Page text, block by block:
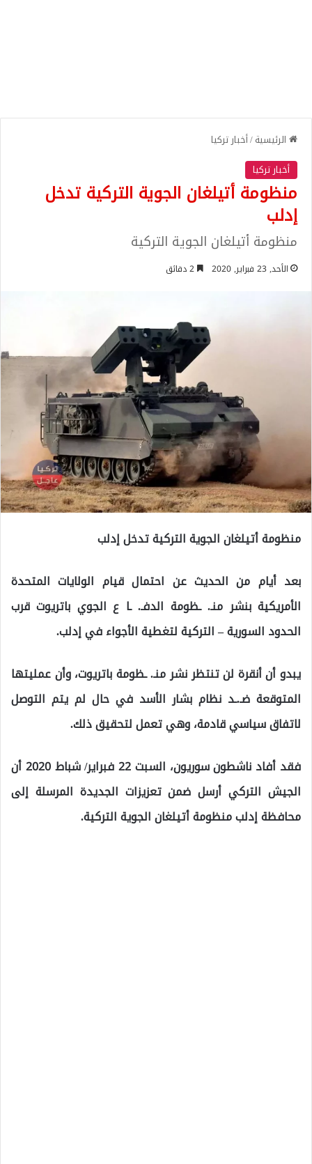
الرئيسية/أخبار تركيا
أخبار تركيا
منظومة أتيلغان الجوية التركية تدخل
إدلب
منظومة أتيلغان الجوية التركية
الأحد, 23 فبراير, 2020
منظومة أتيلغان الجوية التركية تدخل إدلب
بعد أيام من الحديث عن احتمال قيام الولايات المتحدة
الأمريكية بنشر منـ. ـظومة الدفـ. ـا ع الجوي باتريوت قرب
الحدود السورية – التركية لتغطية الأجواء في إدلب.
يبدو أن أنقرة لن تنتظر نشر منـ. ـظومة باتريوت، وأن عمليتها
المتوقعة ضـ.ـد نظام بشار الأسد في حال لم يتم التوصل
لاتفاق سياسي قادمة، وهي تعمل لتحقيق ذلك.
فقد أفاد ناشطون سوريون، السبت 22 فبراير/ شباط 2020 أن
الجيش التركي أرسل ضمن تعزيزات الجديدة المرسلة إلى
محافظة إدلب منظومة أتيلغان الجوية التركية.